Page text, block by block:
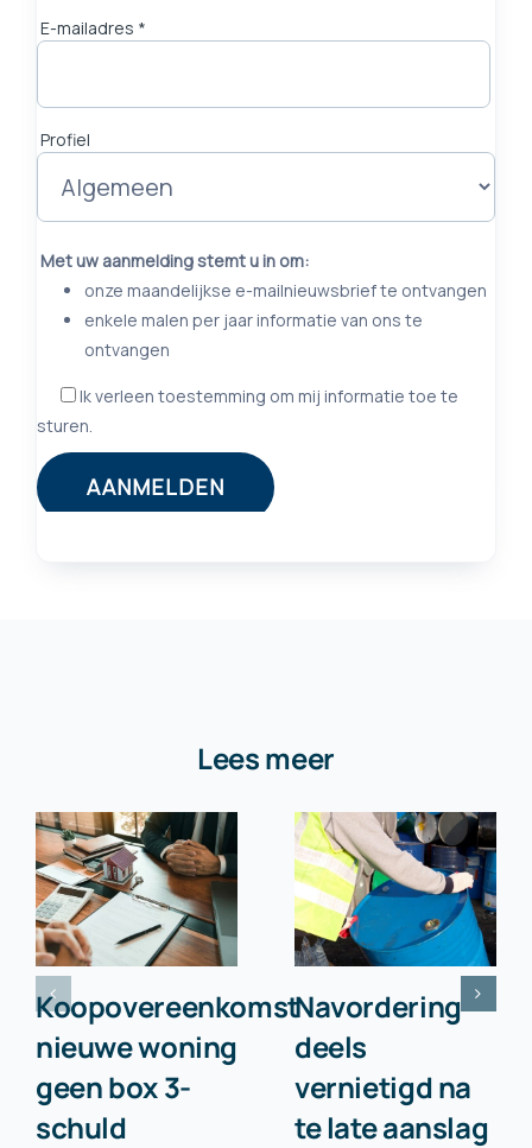
Lees meer
Koopovereenkomst
nieuwe woning
geen box 3-
schuld
Navordering
deels
vernietigd na
te late aanslag